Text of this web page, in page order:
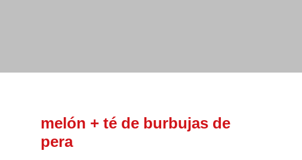
melón + té de burbujas de
pera